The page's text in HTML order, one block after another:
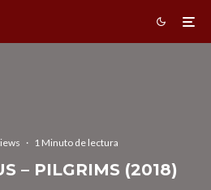
· 1 Minuto de lectura
– PILGRIMS (2018)